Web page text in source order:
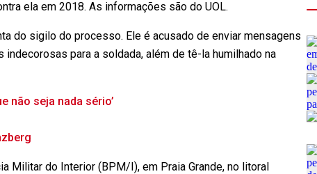
ela em 2018. As informações são do UOL.
do sigilo do processo. Ele é acusado de enviar mensagens
para a soldada, além de tê-la humilhado na
não seja nada sério’
Militar do Interior (BPM/I), em Praia Grande, no litoral